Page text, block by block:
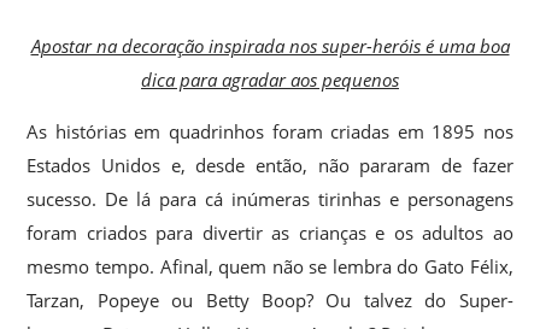
Apostar na decoração inspirada nos super-heróis é uma boa
dica para agradar aos pequenos
As histórias em quadrinhos foram criadas em 1895 nos
Estados Unidos e, desde então, não pararam de fazer
sucesso. De lá para cá inúmeras tirinhas e personagens
foram criados para divertir as crianças e os adultos ao
mesmo tempo. Afinal, quem não se lembra do Gato Félix,
Tarzan, Popeye ou Betty Boop? Ou talvez do Super-